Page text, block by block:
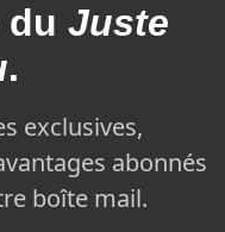
Juste
.
exclusives,
abonnés
boîte mail.